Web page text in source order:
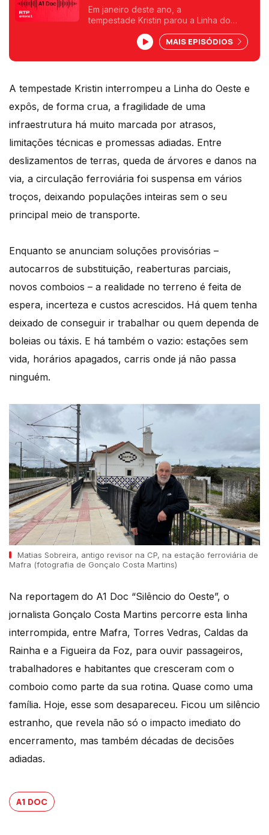
Em janeiro deste ano, a
tempestade Kristin parou a Linha do
de pessoas.
O repórter Gonçalo Costa Martins foi
perceber o impacto do silêncio dos
MAIS EPISÓDIOS
A tempestade Kristin interrompeu a Linha do Oeste e
expôs, de forma crua, a fragilidade de uma
infraestrutura há muito marcada por atrasos,
limitações técnicas e promessas adiadas. Entre
deslizamentos de terras, queda de árvores e danos na
via, a circulação ferroviária foi suspensa em vários
troços, deixando populações inteiras sem o seu
principal meio de transporte.
Enquanto se anunciam soluções provisórias –
autocarros de substituição, reaberturas parciais,
novos comboios – a realidade no terreno é feita de
espera, incerteza e custos acrescidos. Há quem tenha
deixado de conseguir ir trabalhar ou quem dependa de
boleias ou táxis. E há também o vazio: estações sem
vida, horários apagados, carris onde já não passa
ninguém.
Matias Sobreira, antigo revisor na CP, na estação ferroviária de
Mafra (fotografia de Gonçalo Costa Martins)
Na reportagem do A1 Doc “Silêncio do Oeste”, o
jornalista Gonçalo Costa Martins percorre esta linha
interrompida, entre Mafra, Torres Vedras, Caldas da
Rainha e a Figueira da Foz, para ouvir passageiros,
trabalhadores e habitantes que cresceram com o
comboio como parte da sua rotina. Quase como uma
família. Hoje, esse som desapareceu. Ficou um silêncio
estranho, que revela não só o impacto imediato do
encerramento, mas também décadas de decisões
adiadas.
A1 DOC